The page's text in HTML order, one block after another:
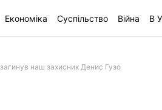
Економіка Суспільство Війна В
наш захисник Денис Гузо